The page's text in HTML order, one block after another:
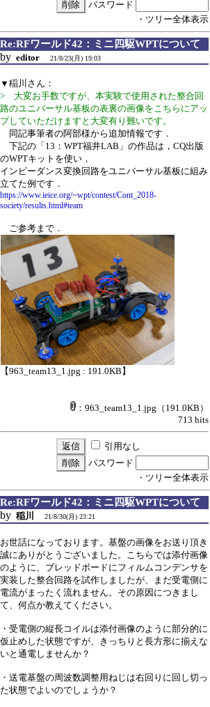
パスワード
・ツリー全体表示
Re:RFワールド42：ミニ四駆WPTについて
by editor 21/8/23(月) 19:03
▼稲川さん：
> 大変お手数ですが、本実験で使用された整合回
路のユニバーサル基板の表裏の画像をこちらにアッ
プしていただけますと大変有り難いです。
同記事筆者の阿部様から追加情報です．
下記の「13：WPT福井LAB」の作品は，CQ出版
のWPTキットを使い，
インピーダンス変換回路をユニバーサル基板に組み
立てた例です．
https://www.ieice.org/~wpt/contest/Cont_2018-
society/results.html#team
ご参考まで．
【963_team13_1.jpg : 191.0KB】
：963_team13_1.jpg （191.0KB）
713 hits
引用なし
パスワード
・ツリー全体表示
Re:RFワールド42：ミニ四駆WPTについて
by 稲川 21/8/30(月) 23:21
お世話になっております。基盤の画像をお送り頂き
誠にありがとうございました。こちらでは添付画像
のように、ブレッドボードにフィルムコンデンサを
実装した整合回路を試作しましたが、まだ受電側に
電流がまったく流れません。その原因につきまし
て、何点か教えてください。
・受電側の縦長コイルは添付画像のように部分的に
仮止めした状態ですが、きっちりと長方形に揃えな
いと通電しませんか？
・送電基盤の周波数調整用ねじは右回りに回し切っ
た状態でよいのでしょうか？